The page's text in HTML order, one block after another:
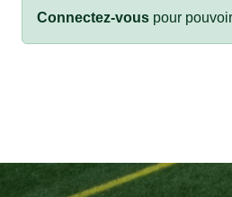
Connectez-vous pour